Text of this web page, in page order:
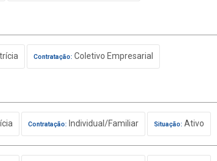
Contratação: Coletivo Empresarial
Contratação: Individual/Familiar Situação: Ativo